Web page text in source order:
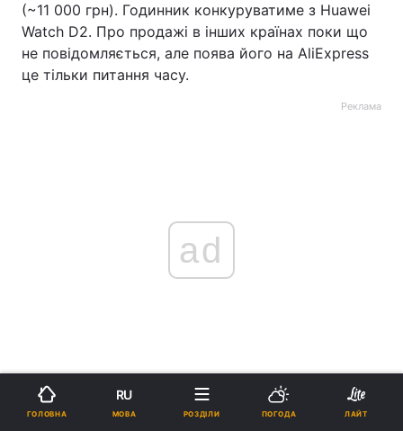
(~11 000 грн). Годинник конкуруватиме з Huawei
Watch D2. Про продажі в інших країнах поки що
не повідомляється, але поява його на AliExpress
це тільки питання часу.
Реклама
ad
ГОЛОВНА
RU
МОВА РОЗДІЛИ ПОГОДА ЛАЙТ